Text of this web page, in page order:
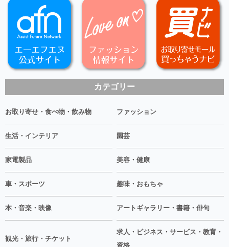
カテゴリー
お取り寄せ・食べ物・飲み物 ファッション
生活・インテリア 園芸
家電製品 美容・健康
車・スポーツ 趣味・おもちゃ
本・音楽・映像 アートギャラリー・書籍・俳句
観光・旅行・チケット
求人・ビジネス・サービス・教育・
資格